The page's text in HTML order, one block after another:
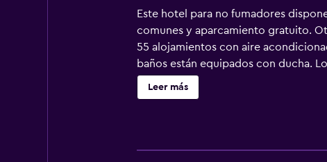
Este hotel para no fumadores
comunes y aparcamiento gratuito.
55 alojamientos con aire
baños están equipados con ducha.
planchar con plancha y secador de
Leer más